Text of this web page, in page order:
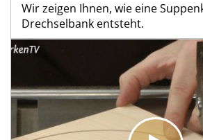
Wir zeigen Ihnen, wie eine
Drechselbank entsteht.